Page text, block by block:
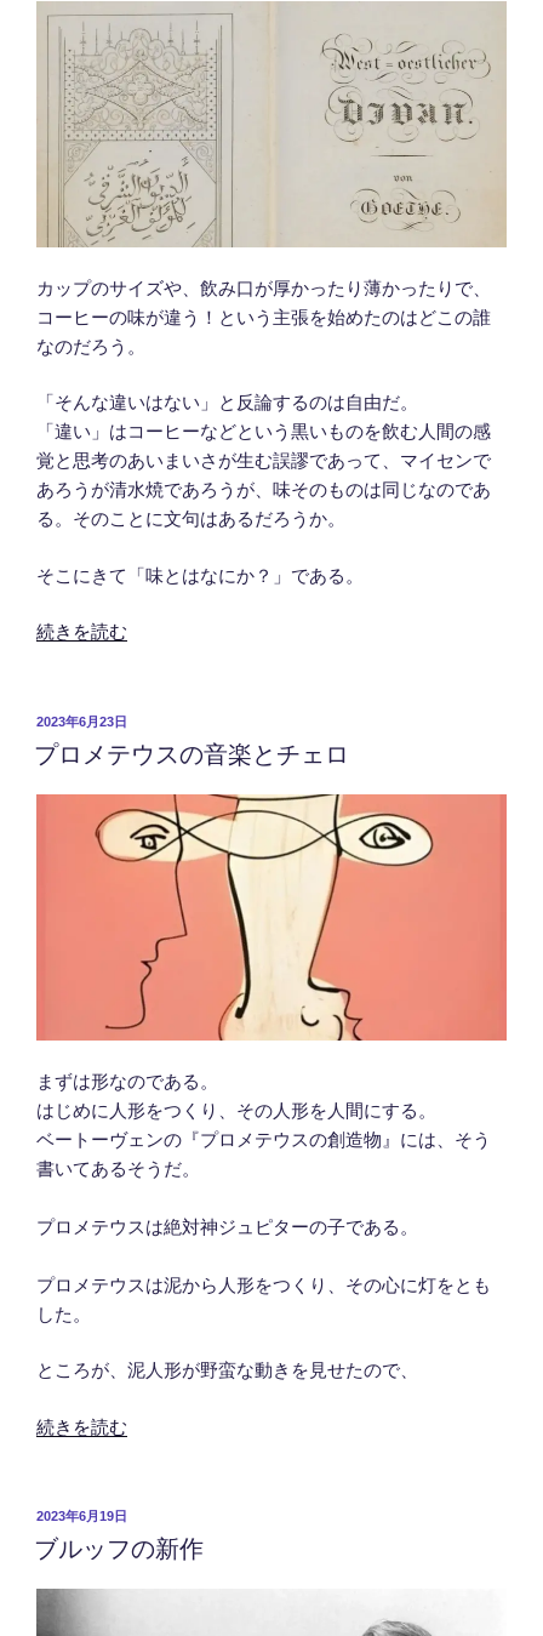
荘
カップのサイズや、飲み口が厚かったり薄かったりで、
コーヒーの味が違う！という主張を始めたのはどこの誰
なのだろう。
「そんな違いはない」と反論するのは自由だ。
「違い」はコーヒーなどという黒いものを飲む人間の感
覚と思考のあいまいさが生む誤謬であって、マイセンで
あろうが清水焼であろうが、味そのものは同じなのであ
る。そのことに文句はあるだろうか。
そこにきて「味とはなにか？」である。
“シ
ベ
ル
続きを読む
投
日:
2023年6月23日
プロメテウスの音楽とチェロ
まずは形なのである。
はじめに人形をつくり、その人形を人間にする。
ベートーヴェンの『プロメテウスの創造物』には、そう
書いてあるそうだ。
プロメテウスは絶対神ジュピターの子である。
プロメテウスは泥から人形をつくり、その心に灯をとも
した。
ところが、泥人形が野蛮な動きを見せたので、
“プ
テ
ウ
音
続きを読む
投
日:
2023年6月19日
ブルッフの新作